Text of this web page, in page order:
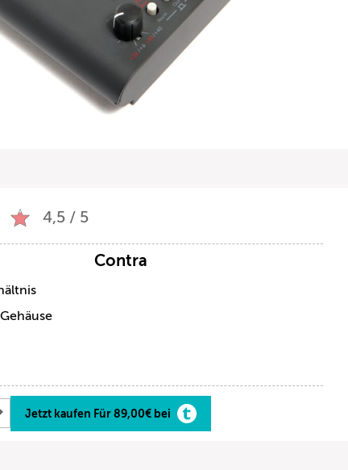
4,5 / 5
Contra
Jetzt kaufen Für 89,00€ bei